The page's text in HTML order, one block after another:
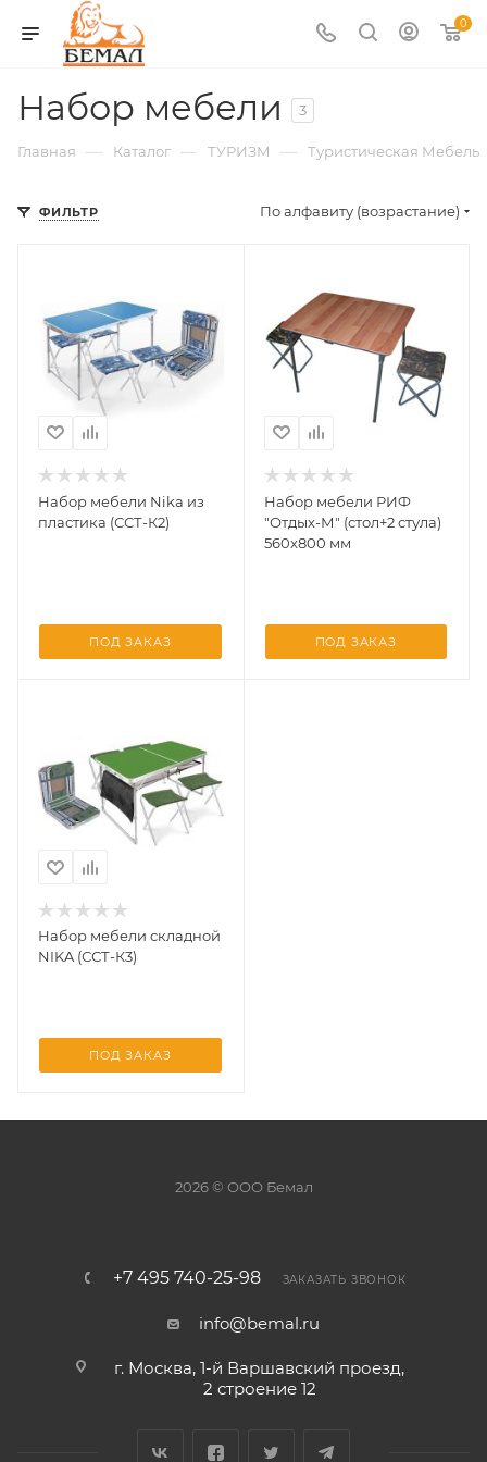
0
Набор мебели 3
Главная — Каталог — ТУРИЗМ — Туристическая Мебель
ФИЛЬТР По алфавиту (возрастание)
Набор мебели Nika из
пластика (ССТ-К2)
ПОД ЗАКАЗ
Набор мебели РИФ
"Отдых-М" (стол+2 стула)
560x800 мм
ПОД ЗАКАЗ
Набор мебели складной
NIKA (ССТ-К3)
ПОД ЗАКАЗ
2026 © ООО Бемал
+7 495 740-25-98 ЗАКАЗАТЬ ЗВОНОК
info@bemal.ru
г. Москва, 1-й Варшавский проезд,
2 строение 12